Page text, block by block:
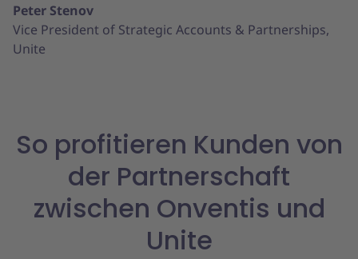
Peter Stenov
Vice President of Strategic Accounts & Partnerships,
Unite
So profitieren Kunden von
der Partnerschaft
zwischen Onventis und
Unite